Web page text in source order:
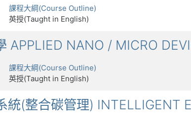
課程大綱(Course Outline)
英授(Taught in English)
APPLIED NANO / MICRO
課程大綱(Course Outline)
英授(Taught in English)
統(整合碳管理) INTELLIGENT